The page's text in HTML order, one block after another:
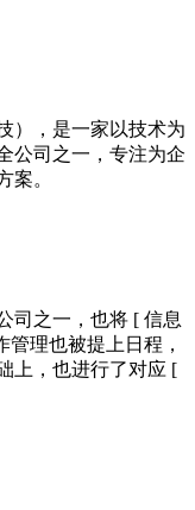
），是一家以技术为
公司之一，专注为企
案。
司之一，也将 [ 信息
理也被提上日程，
上，也进行了对应 [